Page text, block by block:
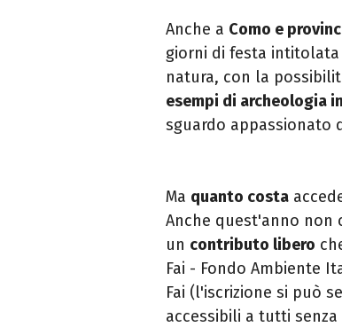
Anche a Como e
giorni di festa
natura, con la
esempi di archeologia
sguardo appassionato
Ma quanto costa
Anche quest'anno non
un contributo libero
Fai - Fondo Ambiente
Fai (l'iscrizione si può
accessibili a tutti